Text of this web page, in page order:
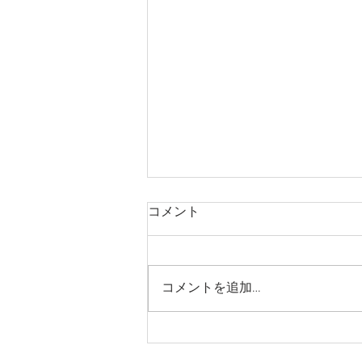
コメント
コメントを追加…